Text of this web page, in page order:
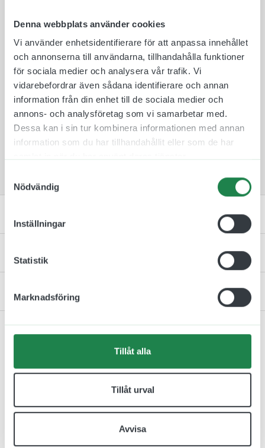
Denna webbplats använder cookies
Vi använder enhetsidentifierare för att anpassa innehållet
och annonserna till användarna, tillhandahålla funktioner
för sociala medier och analysera vår trafik. Vi
vidarebefordrar även sådana identifierare och annan
information från din enhet till de sociala medier och
annons- och analysföretag som vi samarbetar med.
Dessa kan i sin tur kombinera informationen med annan
information som du har tillhandahållit eller som de har
Nödvändig
Inställningar
Statistik
Marknadsföring
Tillåt alla
Tillåt urval
Avvisa
aluminiumskylten så den är synlig från två håll.
mellan för att de ska passa in i rätt miljö och
Skylten monteras därefter på en medföljande
väggkonsol som skruvas fast med medföljande
det lätt att byta skyltar mellan rum ifall att de
Relaterade produkter